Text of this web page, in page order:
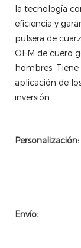
la tecnología
eficiencia y
pulsera de
OEM de cuero
hombres. Tiene
aplicación de
inversión.
Personalización:
Envío: